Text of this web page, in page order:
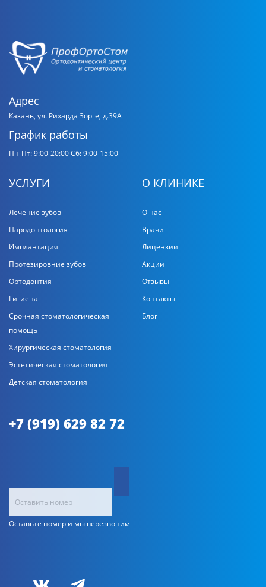
Адрес
Казань, ул. Рихарда Зорге, д.39А
График работы
Пн-Пт: 9:00-20:00Сб: 9:00-15:00
УСЛУГИ
Лечение зубов
Пародонтология
Имплантация
Протезировние зубов
Ортодонтия
Гигиена
Срочная стоматологическая
помощь
Хирургическая стоматология
Эстетическая стоматология
Детская стоматология
О КЛИНИКЕ
О нас
Врачи
Лицензии
Акции
Отзывы
Контакты
Блог
+7 (919) 629 82 72
Оставьте номер и мы перезвоним